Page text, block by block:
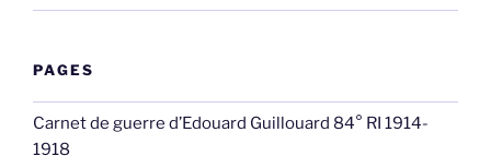
PAGES
Carnet de guerre d’Edouard Guillouard 84° RI 1914-
1918